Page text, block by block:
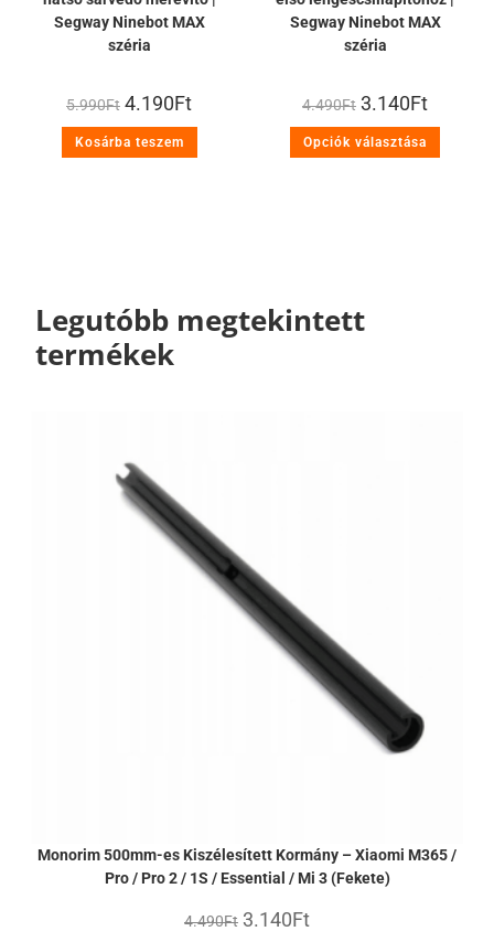
Segway Ninebot MAX
széria
5.990Ft 4.190Ft
Kosárba teszem
Segway Ninebot MAX
széria
4.490Ft 3.140Ft
Opciók választása
Legutóbb megtekintett
termékek
Monorim 500mm-es Kiszélesített Kormány – Xiaomi M365 /
Pro / Pro 2 / 1S / Essential / Mi 3 (Fekete)
4.490Ft 3.140Ft